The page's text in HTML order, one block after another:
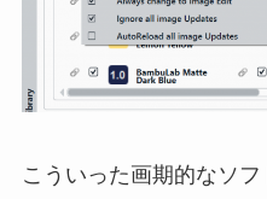
こういった画期的なソ